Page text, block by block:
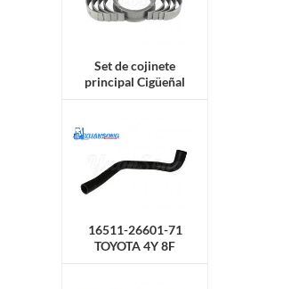
Set de cojinete
principal Cigüeñal
16511-26601-71
TOYOTA 4Y 8F
Manguera del